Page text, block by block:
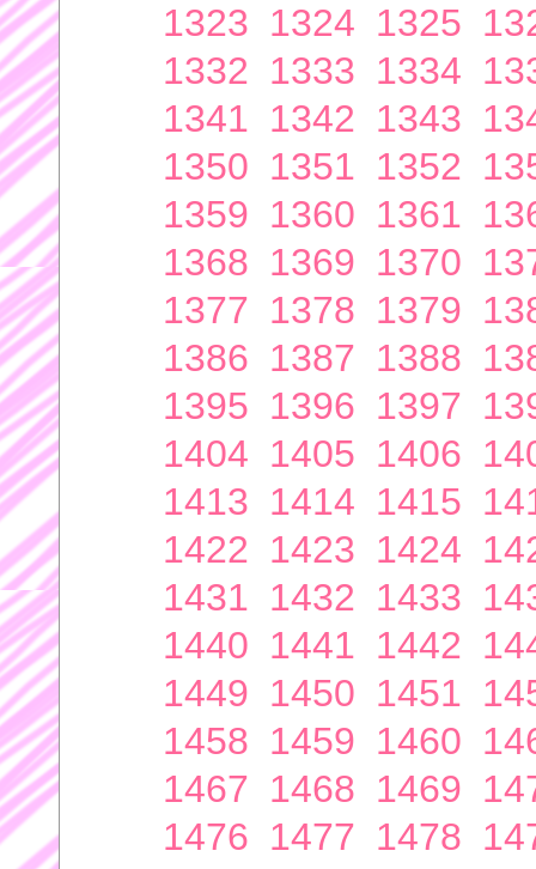
1323 1324 1325
1332 1333 1334
1341 1342 1343
1350 1351 1352
1359 1360 1361
1368 1369 1370
1377 1378 1379
1386 1387 1388
1395 1396 1397
1404 1405 1406
1413 1414 1415
1422 1423 1424
1431 1432 1433
1440 1441 1442
1449 1450 1451
1458 1459 1460
1467 1468 1469
1476 1477 1478